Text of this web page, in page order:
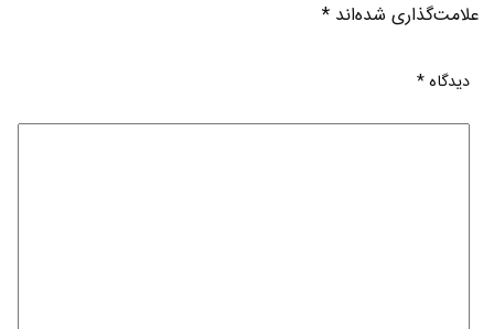
علامت‌گذاری شده‌اند*
دیدگاه*